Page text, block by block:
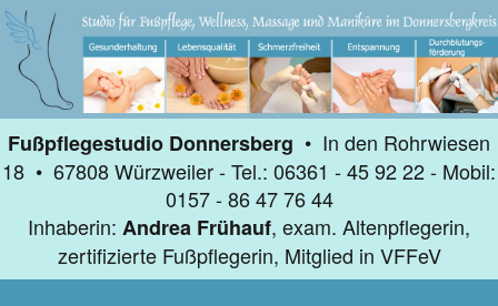
Fußpflegestudio Donnersberg • In den Rohrwiesen
18 • 67808 Würzweiler - Tel.: 06361 - 45 92 22 - Mobil:
0157 - 86 47 76 44
Inhaberin: Andrea Frühauf, exam. Altenpflegerin,
zertifizierte Fußpflegerin, Mitglied in VFFeV